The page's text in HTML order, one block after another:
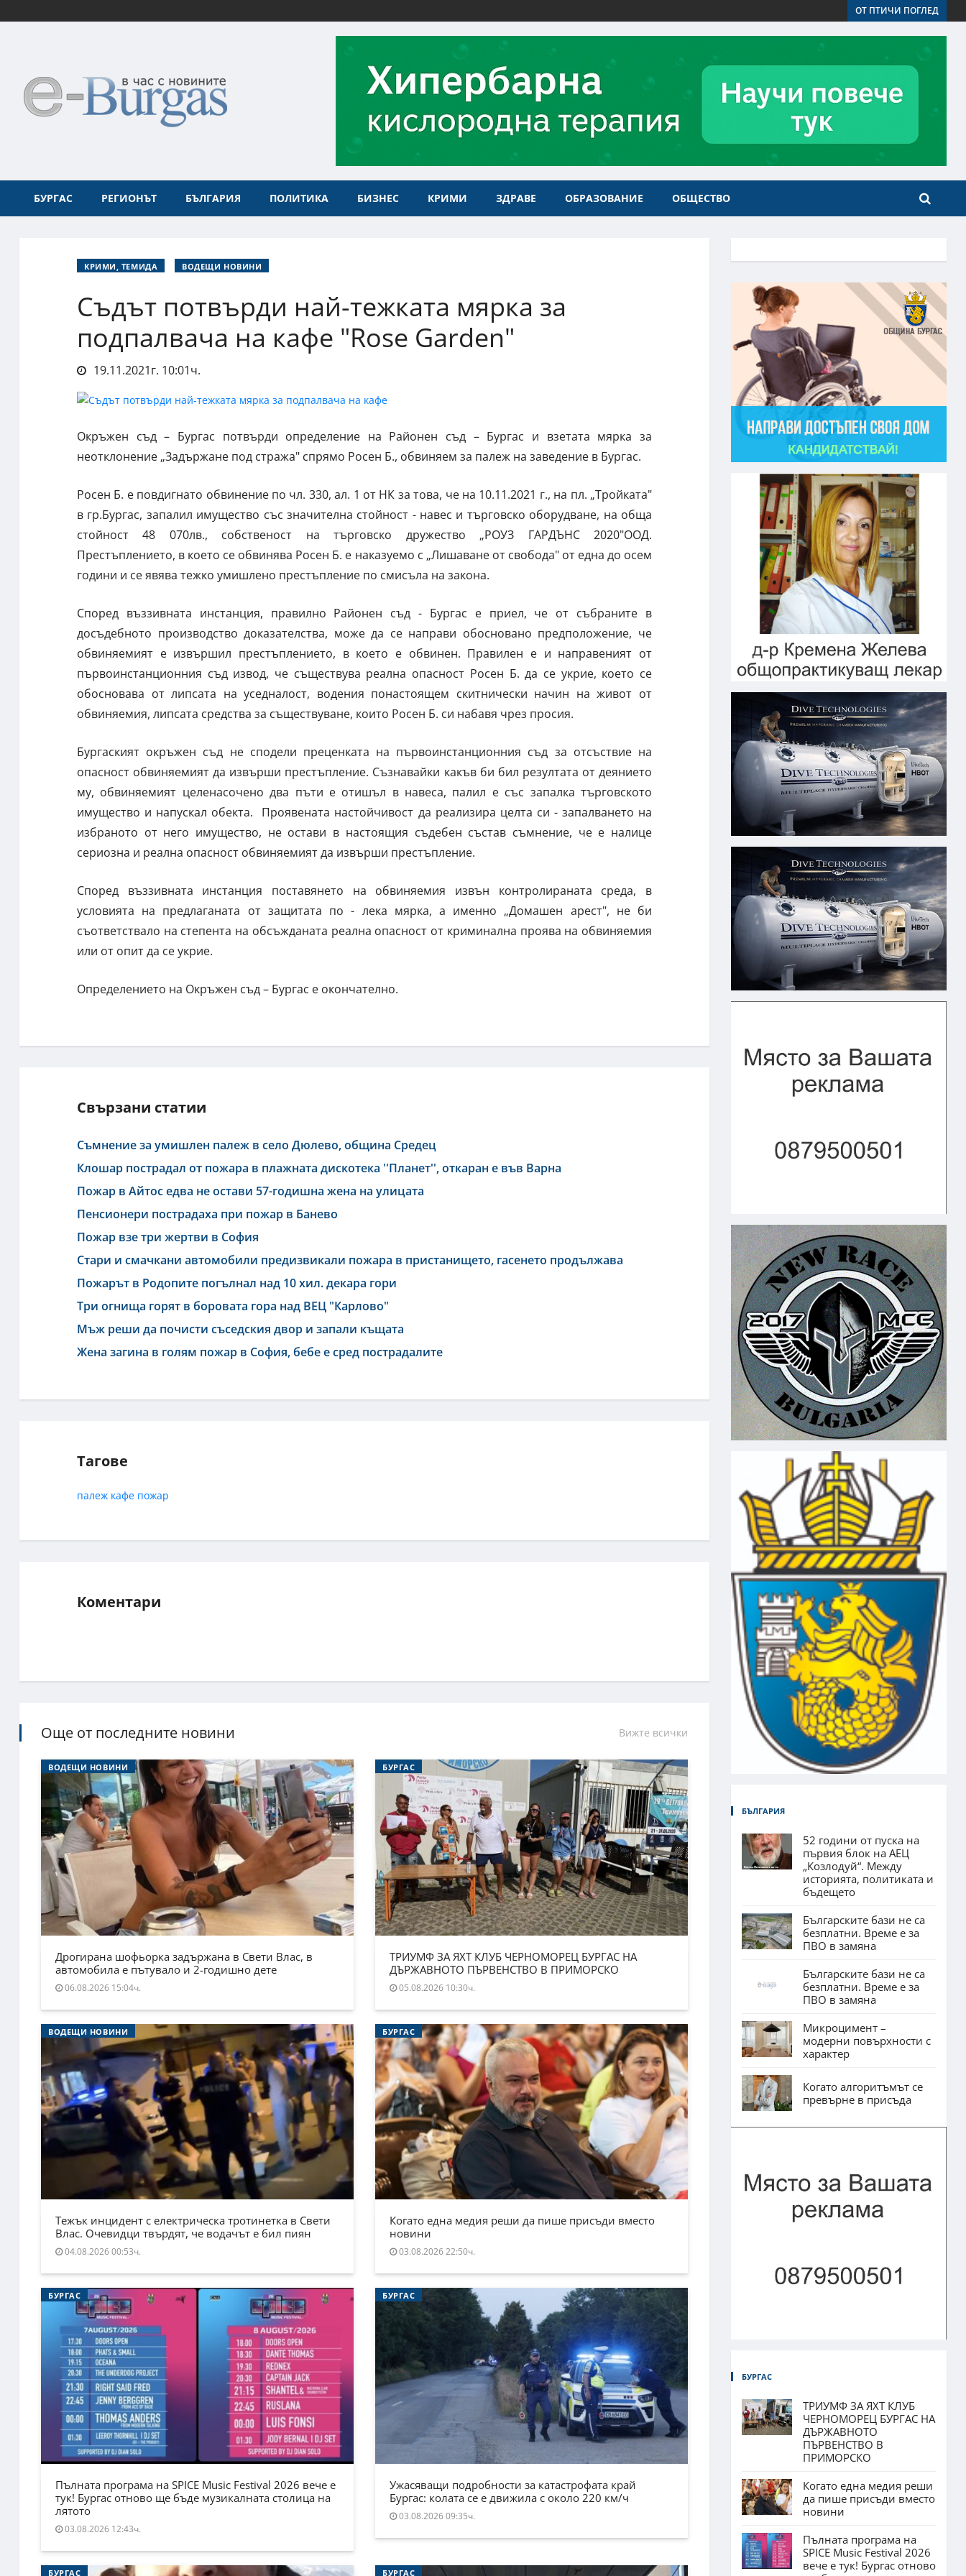
ОТ ПТИЧИ ПОГЛЕД
БУРГАС РЕГИОНЪТ БЪЛГАРИЯ ПОЛИТИКА БИЗНЕС КРИМИ ЗДРАВЕ ОБРАЗОВАНИЕ ОБЩЕСТВО
КРИМИ, ТЕМИДА ВОДЕЩИ НОВИНИ
Съдът потвърди най-тежката мярка за
подпалвача на кафе "Rose Garden"
19.11.2021г. 10:01ч.
Окръжен съд – Бургас потвърди определение на Районен съд – Бургас и взетата мярка за
неотклонение „Задържане под стража" спрямо Росен Б., обвиняем за палеж на заведение в Бургас.
Росен Б. е повдигнато обвинение по чл. 330, ал. 1 от НК за това, че на 10.11.2021 г., на пл. „Тройката"
в гр.Бургас, запалил имущество със значителна стойност - навес и търговско оборудване, на обща
стойност 48 070лв., собственост на търговско дружество „РОУЗ ГАРДЪНС 2020"ООД.
Престъплението, в което се обвинява Росен Б. е наказуемо с „Лишаване от свобода" от една до осем
години и се явява тежко умишлено престъпление по смисъла на закона.
Според въззивната инстанция, правилно Районен съд - Бургас е приел, че от събраните в
досъдебното производство доказателства, може да се направи обосновано предположение, че
обвиняемият е извършил престъплението, в което е обвинен. Правилен е и направеният от
първоинстанционния съд извод, че съществува реална опасност Росен Б. да се укрие, което се
обосновава от липсата на уседналост, водения понастоящем скитнически начин на живот от
обвиняемия, липсата средства за съществуване, които Росен Б. си набавя чрез просия.
Бургаският окръжен съд не сподели преценката на първоинстанционния съд за отсъствие на
опасност обвиняемият да извърши престъпление. Съзнавайки какъв би бил резултата от деянието
му, обвиняемият целенасочено два пъти е отишъл в навеса, палил е със запалка търговското
имущество и напускал обекта. Проявената настойчивост да реализира целта си - запалването на
избраното от него имущество, не остави в настоящия съдебен състав съмнение, че е налице
сериозна и реална опасност обвиняемият да извърши престъпление.
Според въззивната инстанция поставянето на обвиняемия извън контролираната среда, в
условията на предлаганата от защитата по - лека мярка, а именно „Домашен арест", не би
съответствало на степента на обсъжданата реална опасност от криминална проява на обвиняемия
или от опит да се укрие.
Определението на Окръжен съд – Бургас е окончателно.
Свързани статии
Съмнение за умишлен палеж в село Дюлево, община Средец
Клошар пострадал от пожара в плажната дискотека ''Планет'', откаран е във Варна
Пожар в Айтос едва не остави 57-годишна жена на улицата
Пенсионери пострадаха при пожар в Банево
Пожар взе три жертви в София
Стари и смачкани автомобили предизвикали пожара в пристанището, гасенето продължава
Пожарът в Родопите погълнал над 10 хил. декара гори
Три огнища горят в боровата гора над ВЕЦ "Карлово"
Мъж реши да почисти съседския двор и запали къщата
Жена загина в голям пожар в София, бебе е сред пострадалите
Тагове
палеж кафе пожар
Коментари
Още от последните новини Вижте всички
ВОДЕЩИ НОВИНИ
Дрогирана шофьорка задържана в Свети Влас, в
автомобила е пътувало и 2-годишно дете
06.08.2026 15:04ч.
БУРГАС
ТРИУМФ ЗА ЯХТ КЛУБ ЧЕРНОМОРЕЦ БУРГАС НА
ДЪРЖАВНОТО ПЪРВЕНСТВО В ПРИМОРСКО
05.08.2026 10:30ч.
ВОДЕЩИ НОВИНИ
Тежък инцидент с електрическа тротинетка в Свети
Влас. Очевидци твърдят, че водачът е бил пиян
04.08.2026 00:53ч.
БУРГАС
Когато една медия реши да пише присъди вместо
новини
03.08.2026 22:50ч.
БУРГАС
Пълната програма на SPICE Music Festival 2026 вече е
тук! Бургас отново ще бъде музикалната столица на
лятото
03.08.2026 12:43ч.
БУРГАС
Ужасяващи подробности за катастрофата край
Бургас: колата се е движила с около 220 км/ч
03.08.2026 09:35ч.
БУРГАС БУРГАС
БЪЛГАРИЯ
52 години от пуска на
първия блок на АЕЦ
„Козлодуй“. Между
историята, политиката и
бъдещето
Българските бази не са
безплатни. Време е за
ПВО в замяна
Българските бази не са
безплатни. Време е за
ПВО в замяна
Микроцимент –
модерни повърхности с
характер
Когато алгоритъмът се
превърне в присъда
БУРГАС
ТРИУМФ ЗА ЯХТ КЛУБ
ЧЕРНОМОРЕЦ БУРГАС НА
ДЪРЖАВНОТО
ПЪРВЕНСТВО В
ПРИМОРСКО
Когато една медия реши
да пише присъди вместо
новини
Пълната програма на
SPICE Music Festival 2026
вече е тук! Бургас отново